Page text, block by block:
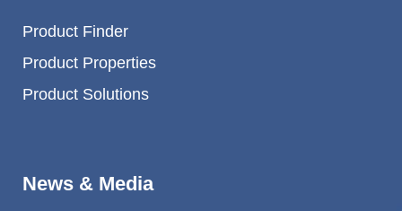
Product Finder
Product Properties
Product Solutions
News & Media